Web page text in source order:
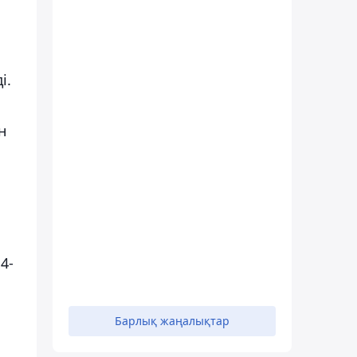
Барлық жаңалықтар